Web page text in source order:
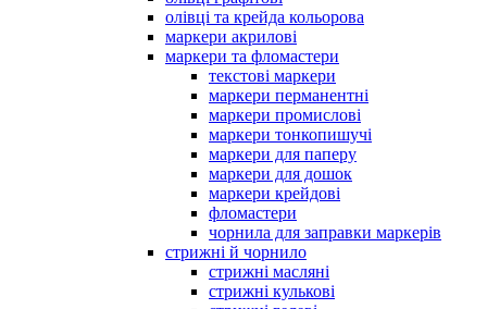
олівці та крейда кольорова
маркери акрилові
маркери та фломастери
текстові маркери
маркери перманентні
маркери промислові
маркери тонкопишучі
маркери для паперу
маркери для дошок
маркери крейдові
фломастери
чорнила для заправки маркерів
стрижні й чорнило
стрижні масляні
стрижні кулькові